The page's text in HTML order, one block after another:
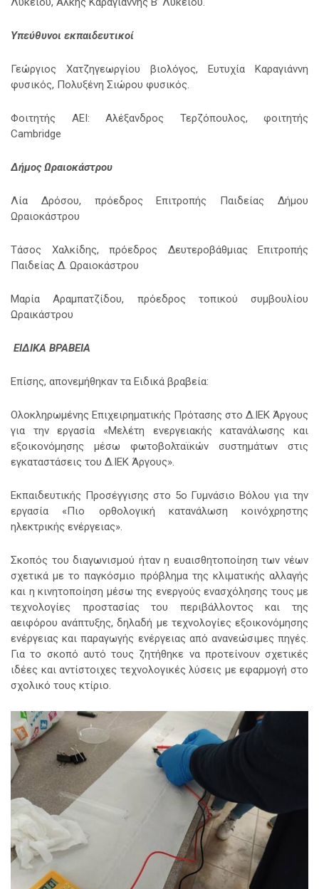
Υπεύθυνοι εκπαιδευτικοί
Γεώργιος Χατζηγεωργίου βιολόγος, Ευτυχία Καραγιάννη
φυσικός, Πολυξένη Σιώρου φυσικός.
Φοιτητής ΑΕΙ: Αλέξανδρος Τερζόπουλος, φοιτητής
Cambridge
Δήμος Ωραιοκάστρου
Λία Δρόσου, πρόεδρος Επιτροπής Παιδείας Δήμου
Ωραιοκάστρου
Τάσος Χαλκίδης, πρόεδρος Δευτεροβάθμιας Επιτροπής
Παιδείας Δ. Ωραιοκάστρου
Μαρία Αραμπατζίδου, πρόεδρος τοπικού συμβουλίου
Ωραικάστρου
ΕΙΔΙΚΑ ΒΡΑΒΕΙΑ
Επίσης, απονεμήθηκαν τα Ειδικά βραβεία:
Ολοκληρωμένης Επιχειρηματικής Πρότασης στο Δ.ΙΕΚ Άργους
για την εργασία «Μελέτη ενεργειακής κατανάλωσης και
εξοικονόμησης μέσω φωτοβολταϊκών συστημάτων στις
εγκαταστάσεις του Δ.ΙΕΚ Άργους».
Εκπαιδευτικής Προσέγγισης στο 5ο Γυμνάσιο Βόλου για την
εργασία «Πιο ορθολογική κατανάλωση κοινόχρηστης
ηλεκτρικής ενέργειας».
Σκοπός του διαγωνισμού ήταν η ευαισθητοποίηση των νέων
σχετικά με το παγκόσμιο πρόβλημα της κλιματικής αλλαγής
και η κινητοποίηση μέσω της ενεργούς ενασχόλησης τους με
τεχνολογίες προστασίας του περιβάλλοντος και της
αειφόρου ανάπτυξης, δηλαδή με τεχνολογίες εξοικονόμησης
ενέργειας και παραγωγής ενέργειας από ανανεώσιμες πηγές.
Για το σκοπό αυτό τους ζητήθηκε να προτείνουν σχετικές
ιδέες και αντίστοιχες τεχνολογικές λύσεις με εφαρμογή στο
σχολικό τους κτίριο.